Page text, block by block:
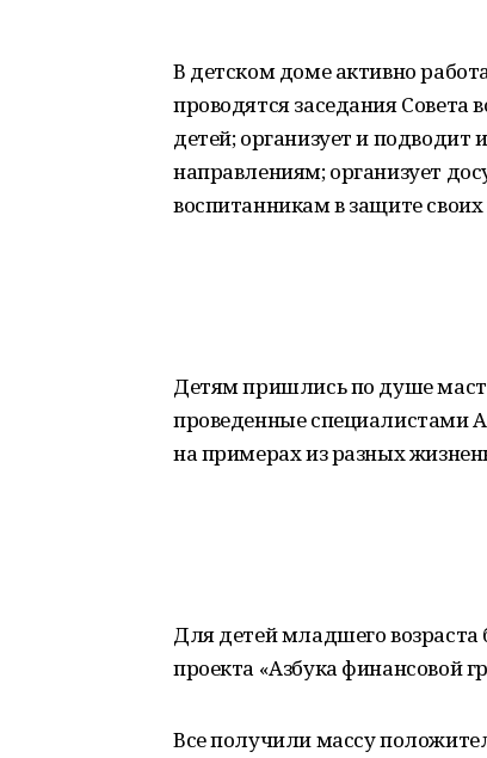
В детском доме активно
проводятся заседания Совета
детей; организует и
направлениям; организует
воспитанникам в защите своих
Детям пришлись по душе
проведенные специалистами
на примерах из разных
Для детей младшего
проекта «Азбука финансовой
Все получили массу